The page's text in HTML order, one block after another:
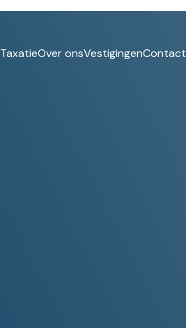
TaxatieOver onsVestigingenContact